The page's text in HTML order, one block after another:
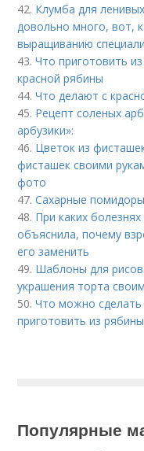
42. Клумба для
довольно много, вот,
выращиванию
43.Что приготовить
красной рябины
44.Что делают с
45. Рецепт соленых
арбузики»:
46. Цветок из
фисташек своими
фото
47.Сахарные
48. При каких
объяснила, почему
его заменить
49. Шаблоны для
украшения торта
50.Что можно
приготовить из
Популярные